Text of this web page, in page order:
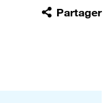
Partager